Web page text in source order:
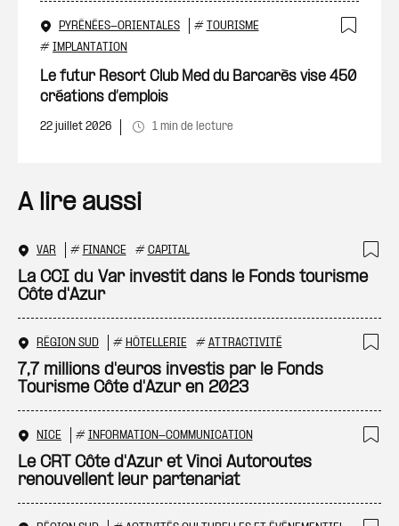
PYRÉNÉES-ORIENTALES # TOURISME
# IMPLANTATION
Le futur Resort Club Med du Barcarès vise 450
créations d’emplois
22 juillet 2026 1 min de lecture
A lire aussi
VAR # FINANCE # CAPITAL
La CCI du Var investit dans le Fonds tourisme
Côte d'Azur
RÉGION SUD # HÔTELLERIE # ATTRACTIVITÉ
7,7 millions d'euros investis par le Fonds
Tourisme Côte d'Azur en 2023
NICE # INFORMATION-COMMUNICATION
Le CRT Côte d'Azur et Vinci Autoroutes
renouvellent leur partenariat